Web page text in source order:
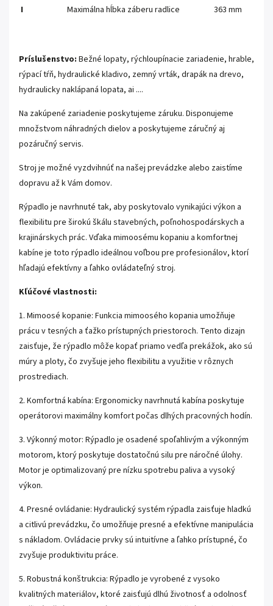
I
Maximálna hĺbka záberu radlice 363 mm
Príslušenstvo: Bežné lopaty, rýchloupínacie zariadenie, hrable,
rýpací tŕň, hydraulické kladivo, zemný vrták, drapák na drevo,
hydraulicky naklápaná lopata, ai ....
Na zakúpené zariadenie poskytujeme záruku. Disponujeme
množstvom náhradných dielov a poskytujeme záručný aj
pozáručný servis.
Stroj je možné vyzdvihnúť na našej prevádzke alebo zaistíme
dopravu až k Vám domov.
Rýpadlo je navrhnuté tak, aby poskytovalo vynikajúci výkon a
flexibilitu pre širokú škálu stavebných, poľnohospodárskych a
krajinárskych prác. Vďaka mimoosému kopaniu a komfortnej
kabíne je toto rýpadlo ideálnou voľbou pre profesionálov, ktorí
hľadajú efektívny a ľahko ovládateľný stroj.
Kľúčové vlastnosti:
1. Mimoosé kopanie: Funkcia mimoosého kopania umožňuje
prácu v tesných a ťažko prístupných priestoroch. Tento dizajn
zaisťuje, že rýpadlo môže kopať priamo vedľa prekážok, ako sú
múry a ploty, čo zvyšuje jeho flexibilitu a využitie v rôznych
prostrediach.
2. Komfortná kabína: Ergonomicky navrhnutá kabína poskytuje
operátorovi maximálny komfort počas dlhých pracovných hodín.
3. Výkonný motor: Rýpadlo je osadené spoľahlivým a výkonným
motorom, ktorý poskytuje dostatočnú silu pre náročné úlohy.
Motor je optimalizovaný pre nízku spotrebu paliva a vysoký
výkon.
4. Presné ovládanie: Hydraulický systém rýpadla zaisťuje hladkú
a citlivú prevádzku, čo umožňuje presné a efektívne manipulácia
s nákladom. Ovládacie prvky sú intuitívne a ľahko prístupné, čo
zvyšuje produktivitu práce.
5. Robustná konštrukcia: Rýpadlo je vyrobené z vysoko
kvalitných materiálov, ktoré zaisťujú dlhú životnosť a odolnosť